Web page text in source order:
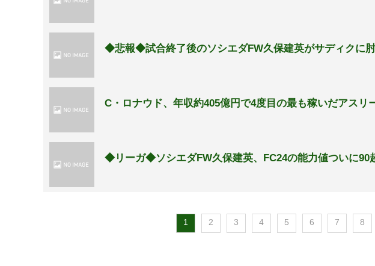
◆悲報◆試合終了後のソシエダFW久保建英がサディクに
C・ロナウド、年収約405億円で4度目の最も稼いだアスリ
◆リーガ◆ソシエダFW久保建英、FC24の能力値ついに90
1 2 3 4 5 6 7 8